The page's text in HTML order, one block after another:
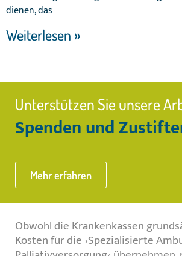
dienen, das
Weiterlesen »
Unterstützen Sie unsere
Spenden und
Mehr erfahren
Obwohl die Krankenkassen
Kosten für die ›Spezialisierte